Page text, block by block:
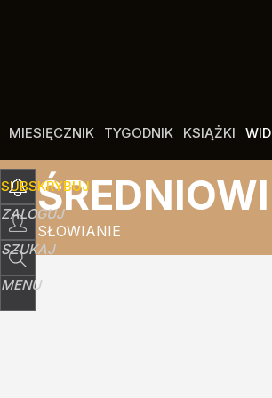
MIESIĘCZNIK TYGODNIK KSIĄŻKI
SUBSKRYBUJ
ZALOGUJ
SZUKAJ
MENU
SŁOWIANIE